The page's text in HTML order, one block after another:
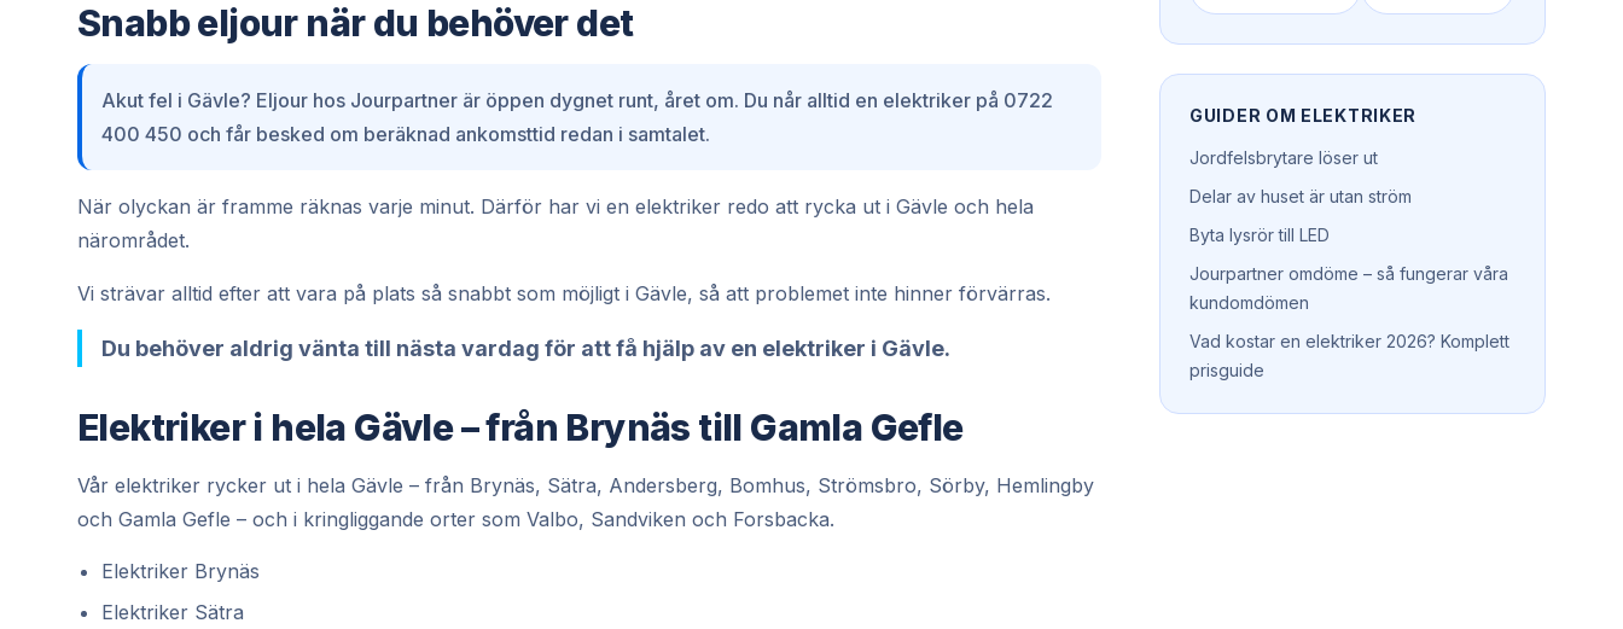
Snabb eljour när du behöver det
Akut fel i Gävle? Eljour hos Jourpartner är öppen dygnet runt, året om. Du når alltid en elektriker på 0722
400 450 och får besked om beräknad ankomsttid redan i samtalet.
När olyckan är framme räknas varje minut. Därför har vi en elektriker redo att rycka ut i Gävle och hela
närområdet.
Vi strävar alltid efter att vara på plats så snabbt som möjligt i Gävle, så att problemet inte hinner förvärras.
Du behöver aldrig vänta till nästa vardag för att få hjälp av en elektriker i Gävle.
Elektriker i hela Gävle – från Brynäs till Gamla Gefle
Vår elektriker rycker ut i hela Gävle – från Brynäs, Sätra, Andersberg, Bomhus, Strömsbro, Sörby, Hemlingby
och Gamla Gefle – och i kringliggande orter som Valbo, Sandviken och Forsbacka.
Elektriker Brynäs
Elektriker Sätra
GUIDER OM ELEKTRIKER
Jordfelsbrytare löser ut
Delar av huset är utan ström
Byta lysrör till LED
Jourpartner omdöme – så fungerar våra
kundomdömen
Vad kostar en elektriker 2026? Komplett
prisguide